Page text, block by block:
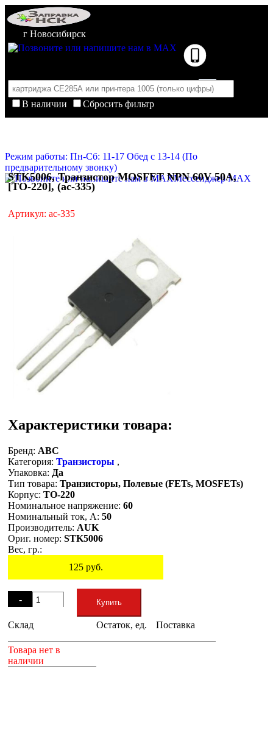
г Новосибирск
В наличии
Сбросить фильтр
Корзина пуста
Режим работы: Пн-Сб: 11-17 Обед с 13-14 (По
предварительному звонку)
Мессенджер MAX
STK5006, Транзистор MOSFET NPN 60V 50A,
[TO-220], (ac-335)
Артикул: ac-335
Характеристики товара:
Бренд: ABC
Категория: Транзисторы ,
Упаковка: Да
Тип товара: Транзисторы, Полевые (FETs, MOSFETs)
Корпус: TO-220
Номинальное напряжение: 60
Номинальный ток, A: 50
Производитель: AUK
Ориг. номер: STK5006
Вес, гр.:
125руб.
-
+
Купить
Склад Остаток, ед. Поставка
Товара нет в
наличии